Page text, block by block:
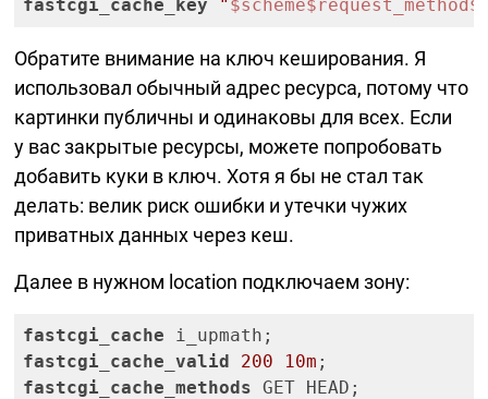
fastcgi_cache_key
" $scheme$request_method
Обратите внимание на ключ кеширования. Я
использовал обычный адрес ресурса, потому что
картинки публичны и одинаковы для всех. Если
у вас закрытые ресурсы, можете попробовать
добавить куки в ключ. Хотя я бы не стал так
делать: велик риск ошибки и утечки чужих
приватных данных через кеш.
Далее в нужном location подключаем зону:
fastcgi_cache
fastcgi_cache_valid
200 10m
fastcgi_cache_methods